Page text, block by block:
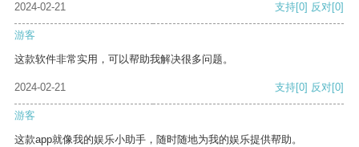
2024-02-21 支持[0] 反对[0]
游客
这款软件非常实用，可以帮助我解决很多问题。
2024-02-21 支持[0] 反对[0]
游客
这款app就像我的娱乐小助手，随时随地为我的娱乐提供帮助。